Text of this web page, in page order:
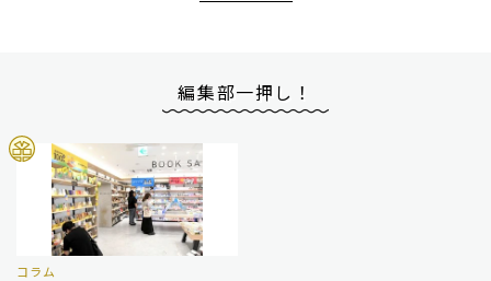
編集部一押し！
コラム